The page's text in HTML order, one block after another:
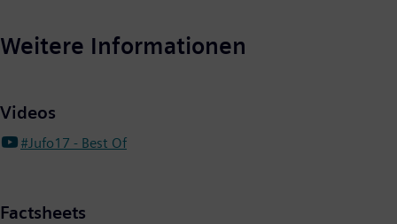
Weitere Informationen
Videos
#Jufo17 - Best Of
Factsheets